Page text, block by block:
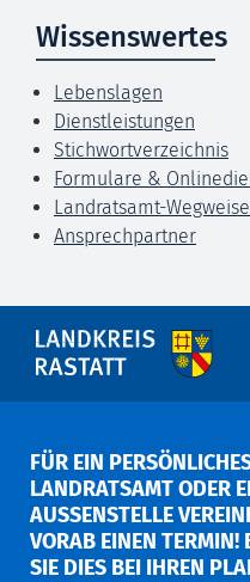
Wissenswertes
Lebenslagen
Dienstleistungen
Stichwortverzeichnis
Formulare &
Landratsamt-
Ansprechpartner
FÜR EIN
LANDRATSAMT ODER
AUSSENSTELLE
ORAB EINEN TERMIN!
IE DIES BEI IHREN